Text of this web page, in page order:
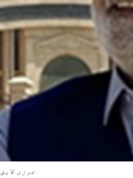
غرزی لایق